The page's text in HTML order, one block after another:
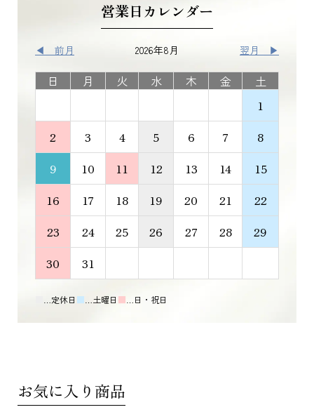
営業日カレンダー
◀ 前月 2026年8月 翌月 ▶
日 月 火 水 木 金
土
1
2
3 4 5 6 7
8
9
10 11 12 13 14
15
16
17 18 19 20 21
22
23
24 25 26 27 28
29
30
31
…定休日 ■ …土曜日 ■ …日・祝日
お気に入り商品